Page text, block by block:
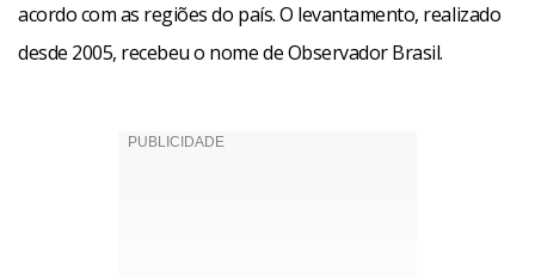
acordo com as regiões do país. O levantamento, realizado
desde 2005, recebeu o nome de Observador Brasil.